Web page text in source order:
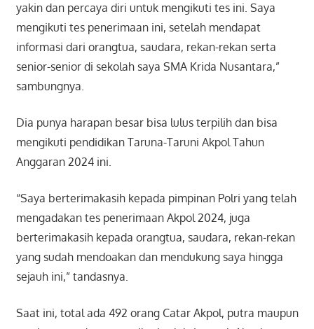
yakin dan percaya diri untuk mengikuti tes ini. Saya
mengikuti tes penerimaan ini, setelah mendapat
informasi dari orangtua, saudara, rekan-rekan serta
senior-senior di sekolah saya SMA Krida Nusantara,”
sambungnya.
Dia punya harapan besar bisa lulus terpilih dan bisa
mengikuti pendidikan Taruna-Taruni Akpol Tahun
Anggaran 2024 ini.
“Saya berterimakasih kepada pimpinan Polri yang telah
mengadakan tes penerimaan Akpol 2024, juga
berterimakasih kepada orangtua, saudara, rekan-rekan
yang sudah mendoakan dan mendukung saya hingga
sejauh ini,” tandasnya.
Saat ini, total ada 492 orang Catar Akpol, putra maupun